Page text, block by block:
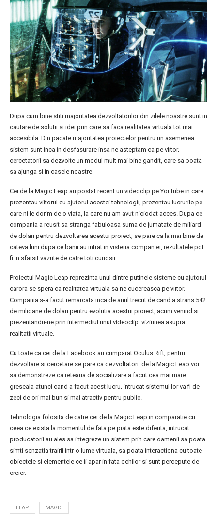
Dupa cum bine stiti majoritatea dezvoltatorilor din zilele noastre sunt in
cautare de solutii si idei prin care sa faca realitatea virtuala tot mai
accesibila. Din pacate majoritatea proiectelor pentru un asemenea
sistem sunt inca in desfasurare insa ne asteptam ca pe viitor,
cercetatorii sa dezvolte un modul mult mai bine gandit, care sa poata
sa ajunga si in casele noastre.
Cei de la Magic Leap au postat recent un videoclip pe Youtube in care
prezentau viitorul cu ajutorul acestei tehnologii, prezentau lucrurile pe
care ni le dorim de o viata, la care nu am avut niciodat acces. Dupa ce
compania a reusit sa stranga fabuloasa suma de jumatate de miliard
de dolari pentru dezvoltarea acestui proiect, se pare ca la mai bine de
cateva luni dupa ce banii au intrat in visteria companiei, rezultatele pot
fi in sfarsit vazute de catre toti curiosii.
Proiectul Magic Leap reprezinta unul dintre putinele sisteme cu ajutorul
carora se spera ca realitatea virtuala sa ne cucereasca pe viitor.
Compania s-a facut remarcata inca de anul trecut de cand a strans 542
de milioane de dolari pentru evolutia acestui proiect, acum venind si
prezentandu-ne prin intermediul unui videoclip, viziunea asupra
realitatii virtuale.
Cu toate ca cei de la Facebook au cumparat Oculus Rift, pentru
dezvoltare si cercetare se pare ca dezvoltatorii de la Magic Leap vor
sa demonstreze ca reteaua de socializare a facut cea mai mare
greseala atunci cand a facut acest lucru, intrucat sistemul lor va fi de
zeci de ori mai bun si mai atractiv pentru public.
Tehnologia folosita de catre cei de la Magic Leap in comparatie cu
ceea ce exista la momentul de fata pe piata este diferita, intrucat
producatorii au ales sa integreze un sistem prin care oamenii sa poata
simti senzatia trairii intr-o lume virtuala, sa poata interactiona cu toate
obiectele si elementele ce ii apar in fata ochilor si sunt percepute de
creier.
LEAP MAGIC